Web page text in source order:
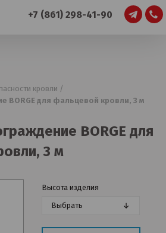
+7 (861) 298-41-90
кровли /
BORGE для фальцевой кровли, 3 м
BORGE для
3 м
Высота изделия
Выбрать